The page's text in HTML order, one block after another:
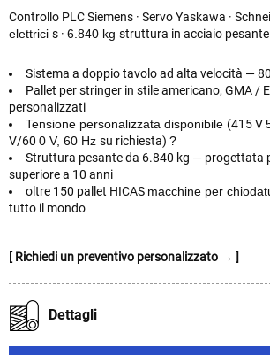
Controllo PLC Siemens · Servo Yaskawa ·
elettrici s · 6.840 kg struttura in acciaio pesante
Sistema a doppio tavolo ad alta velocità —
Pallet per stringer in stile americano, GMA /
personalizzati
Tensione personalizzata disponibile (415 V
V/60 0 V, 60 Hz su richiesta) ?
Struttura pesante da 6.840 kg — progettata
superiore a 10 anni
oltre 150 pallet HICAS macchine per
tutto il mondo
[ Richiedi un preventivo personalizzato → ]
Dettagli